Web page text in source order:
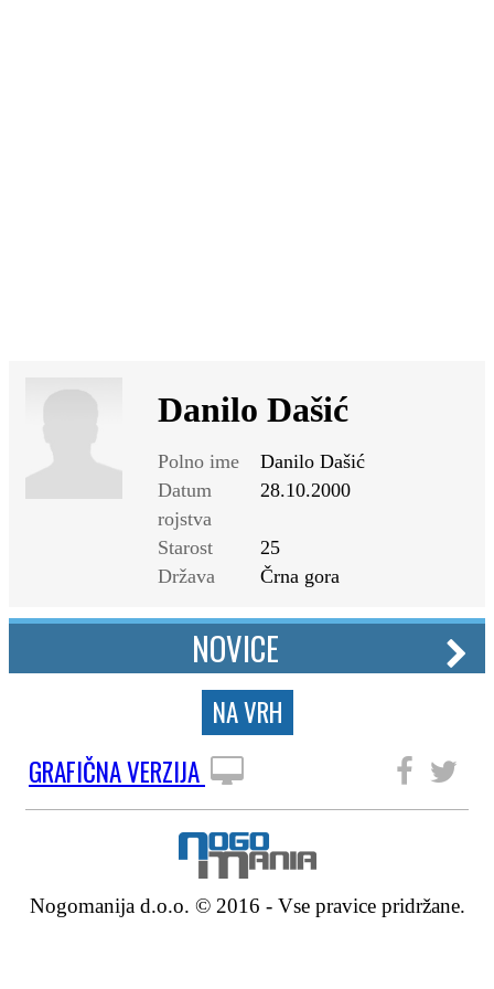
Danilo Dašić
Polno ime
Danilo Dašić
Datum
rojstva
28.10.2000
Starost
25
Država
Črna gora
NOVICE
NA VRH
GRAFIČNA VERZIJA
Nogomanija d.o.o. © 2016 - Vse pravice pridržane.